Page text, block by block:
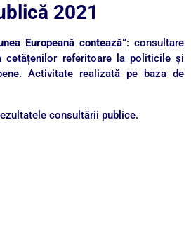
2021
Europeană contează”: consultare
cetățenilor referitoare la politicile și
Activitate realizată pe baza de
consultării publice.